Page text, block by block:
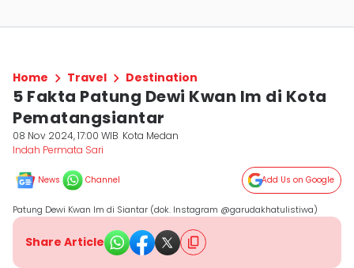
Home Travel Destination
5 Fakta Patung Dewi Kwan Im di Kota
Pematangsiantar
08 Nov 2024, 17:00 WIB Kota Medan
Indah Permata Sari
News Channel Add Us on Google
Patung Dewi Kwan Im di Siantar (dok. Instagram @garudakhatulistiwa)
Share Article